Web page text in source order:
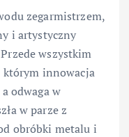
zegarmistrzem,
i artystyczny
wszystkim
którym innowacja
odwaga w
w parze z
obróbki metalu i